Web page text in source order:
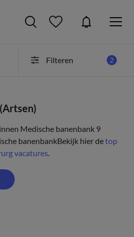
Filteren 2
Medische banenbank 9
banenbankBekijk hier detop
vacatures.